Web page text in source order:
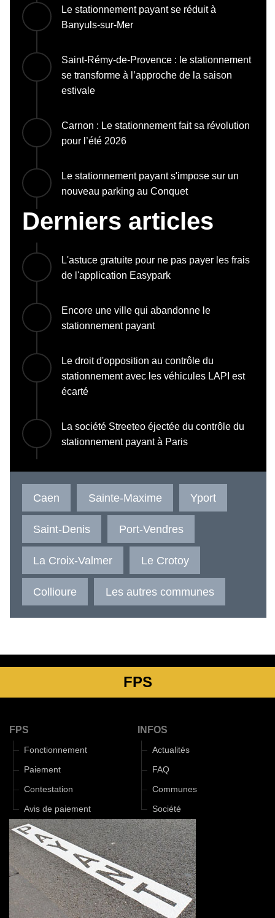
Le stationnement payant se réduit à
Banyuls-sur-Mer
Saint-Rémy-de-Provence : le stationnement
se transforme à l’approche de la saison
estivale
Carnon : Le stationnement fait sa révolution
pour l’été 2026
Le stationnement payant s'impose sur un
nouveau parking au Conquet
Derniers articles
L'astuce gratuite pour ne pas payer les frais
de l'application Easypark
Encore une ville qui abandonne le
stationnement payant
Le droit d'opposition au contrôle du
stationnement avec les véhicules LAPI est
écarté
La société Streeteo éjectée du contrôle du
stationnement payant à Paris
Caen Sainte-Maxime Yport
Saint-Denis Port-Vendres
La Croix-Valmer Le Crotoy
Collioure Les autres communes
FPS
FPS
Fonctionnement
Paiement
Contestation
Avis de paiement
INFOS
Actualités
FAQ
Communes
Société